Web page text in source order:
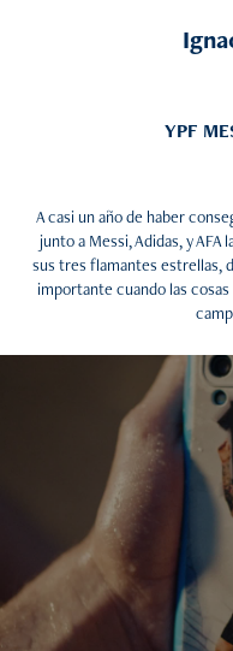
YPF
A casi un año de haber
junto a Messi, Adidas, y AFA
sus tres flamantes estrellas,
importante cuando las